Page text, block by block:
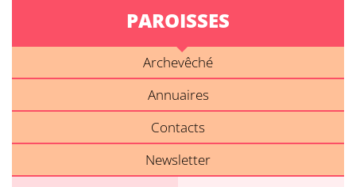
PAROISSES
Archevêché
Annuaires
Contacts
Newsletter